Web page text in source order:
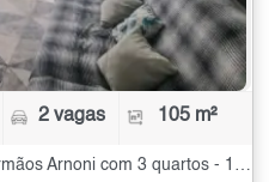
2 vagas 105 m²